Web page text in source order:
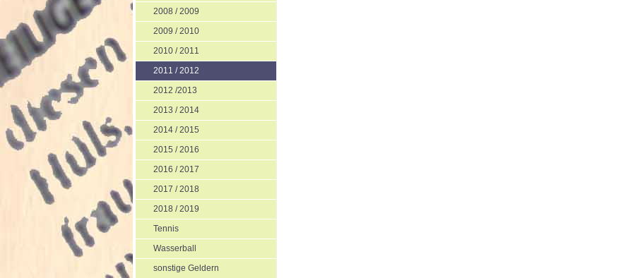
2008 / 2009
2009 / 2010
2010 / 2011
2011 / 2012
2012 /2013
2013 / 2014
2014 / 2015
2015 / 2016
2016 / 2017
2017 / 2018
2018 / 2019
Tennis
Wasserball
sonstige Geldern